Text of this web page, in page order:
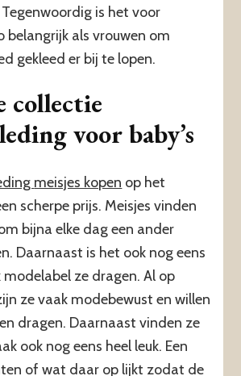
is het voor
belangrijk als vrouwen om
gekleed er bij te lopen.
collectie
voor baby’s
meisjes kopen op het
scherpe prijs. Meisjes vinden
bijna elke dag een ander
Daarnaast is het ook nog eens
modelabel ze dragen. Al op
ze vaak modebewust en willen
dragen. Daarnaast vinden ze
ook nog eens heel leuk. Een
of wat daar op lijkt zodat de